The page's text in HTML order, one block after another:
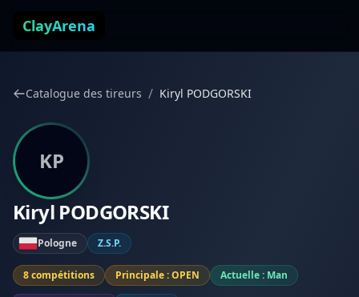
ClayArena
Catalogue des tireurs / Kiryl PODGORSKI
KP
Kiryl PODGORSKI
Pologne Z.S.P.
8 compétitions Principale : OPEN Actuelle : Man